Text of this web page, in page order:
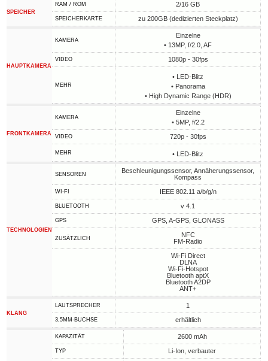
SPEICHER
RAM / ROM 2/16 GB
SPEICHERKARTE zu 200GB (dedizierten Steckplatz)
HAUPTKAMERA
KAMERA
Einzelne
• 13MP, f/2.0, AF
VIDEO 1080p - 30fps
MEHR
• LED-Blitz
• Panorama
• High Dynamic Range (HDR)
FRONTKAMERA
KAMERA
Einzelne
• 5MP, f/2.2
VIDEO 720p - 30fps
MEHR • LED-Blitz
TECHNOLOGIEN
SENSOREN
Beschleunigungssensor, Annäherungssensor,
Kompass
WI-FI IEEE 802.11 a/b/g/n
BLUETOOTH v 4.1
GPS GPS, A-GPS, GLONASS
ZUSÄTZLICH
NFC
FM-Radio
Wi-Fi Direct
DLNA
Wi-Fi-Hotspot
Bluetooth aptX
Bluetooth A2DP
ANT+
KLANG
LAUTSPRECHER 1
3,5MM-BUCHSE erhältlich
KAPAZITÄT 2600 mAh
TYP Li-Ion, verbauter